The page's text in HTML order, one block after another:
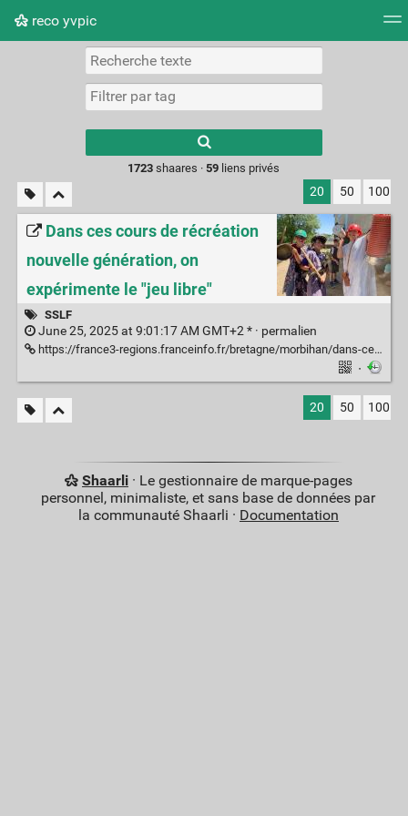
reco yvpic
Nuage de tags Mur d'images
results.
1723 shaares ·59 liens privés
20 50 100
Dans ces cours de récréation
nouvelle génération, on
expérimente le "jeu libre"
SSLF
June 25, 2025 at 9:01:17 AM GMT+2 * · permalien
https://france3-regions.franceinfo.fr/bretagne/morbihan/dans-ces-cours-de-recreation-nouvelle-generation-on-experimente-le-jeu-libre-3176919.html
·
20 50 100
Shaarli· Le gestionnaire de marque-pages
personnel, minimaliste, et sans base de données par
la communauté Shaarli · Documentation